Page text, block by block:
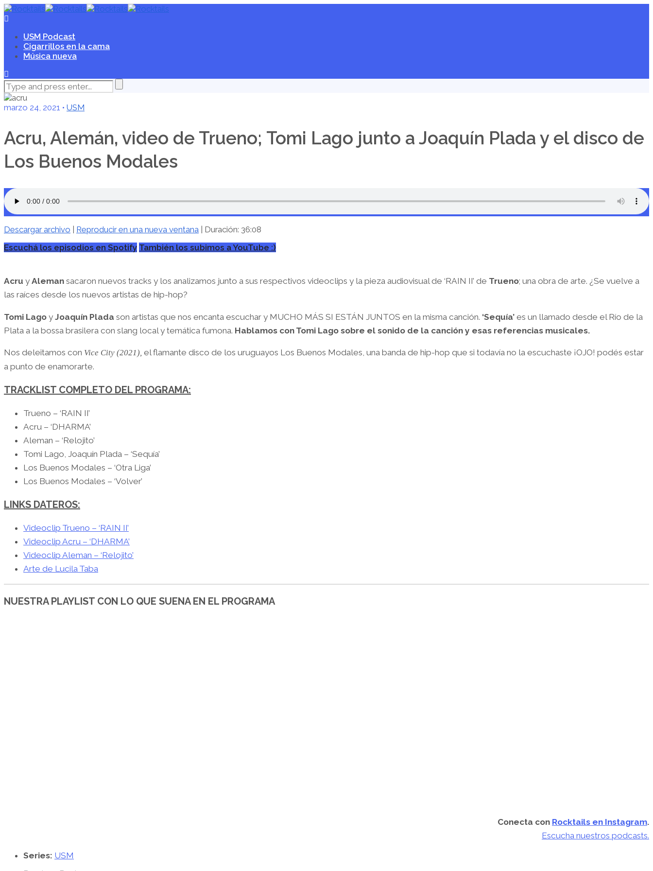
USM Podcast
Cigarrillos en la cama
Música nueva
marzo 24, 2021 • USM
Acru, Alemán, video de Trueno; Tomi Lago junto a Joaquín Plada y el disco de
Los Buenos Modales
Descargar archivo Reproducir en una nueva ventana
Duración: 36:08
Escuchá los episodios en Spotify También los subimos a YouTube :)
Acru y Aleman sacaron nuevos tracks y los analizamos junto a sus respectivos videoclips y la pieza audiovisual de ‘RAIN II’ de Trueno; una obra de arte. ¿Se vuelve a
las raíces desde los nuevos artistas de hip-hop?
Tomi Lago y Joaquín Plada son artistas que nos encanta escuchar y MUCHO MÁS SI ESTÁN JUNTOS en la misma canción. ‘Sequía’ es un llamado desde el Río de la
Plata a la bossa brasilera con slang local y temática fumona. Hablamos con Tomi Lago sobre el sonido de la canción y esas referencias musicales.
Nos deleitamos con Vice City (2021), el flamante disco de los uruguayos Los Buenos Modales, una banda de hip-hop que si todavía no la escuchaste ¡OJO! podés estar
a punto de enamorarte.
TRACKLIST COMPLETO DEL PROGRAMA:
Trueno – ‘RAIN II’
Acru – ‘DHARMA’
Aleman – ‘Relojito’
Tomi Lago, Joaquín Plada – ‘Sequía’
Los Buenos Modales – ‘Otra Liga’
Los Buenos Modales – ‘Volver’
LINKS DATEROS:
Videoclip Trueno – ‘RAIN II’
Videoclip Acru – ‘DHARMA’
Videoclip Aleman – ‘Relojito’
Arte de Lucila Taba
NUESTRA PLAYLIST CON LO QUE SUENA EN EL PROGRAMA
Conecta con Rocktails en Instagram.
Escucha nuestros podcasts.
Series: USM